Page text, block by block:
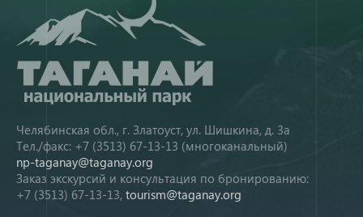
Челябинская обл., г. Златоуст, ул. Шишкина, д. 3а
Тел./факс: +7 (3513) 67-13-13 (многоканальный)
np-taganay@taganay.org
Заказ экскурсий и консультация по бронированию:
+7 (3513) 67-13-13, tourism@taganay.org